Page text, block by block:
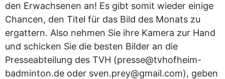
den Erwachsenen an! Es gibt somit wieder einige
Chancen, den Titel für das Bild des Monats zu
ergattern. Also nehmen Sie ihre Kamera zur Hand
und schicken Sie die besten Bilder an die
Presseabteilung des TVH (presse@tvhofheim-
badminton.de oder sven.prey@gmail.com), geben